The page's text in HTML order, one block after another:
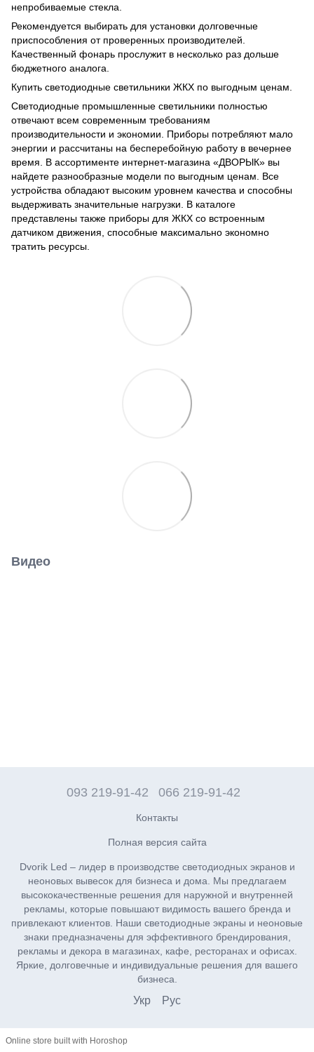
непробиваемые стекла.
Рекомендуется выбирать для установки долговечные
приспособления от проверенных производителей.
Качественный фонарь прослужит в несколько раз дольше
бюджетного аналога.
Купить светодиодные светильники ЖКХ по выгодным ценам.
Светодиодные промышленные светильники полностью
отвечают всем современным требованиям
производительности и экономии. Приборы потребляют мало
энергии и рассчитаны на бесперебойную работу в вечернее
время. В ассортименте интернет-магазина «ДВОРЫК» вы
найдете разнообразные модели по выгодным ценам. Все
устройства обладают высоким уровнем качества и способны
выдерживать значительные нагрузки. В каталоге
представлены также приборы для ЖКХ со встроенным
датчиком движения, способные максимально экономно
тратить ресурсы.
Видео
093 219-91-42 066 219-91-42
Контакты
Полная версия сайта
Dvorik Led – лидер в производстве светодиодных экранов и
неоновых вывесок для бизнеса и дома. Мы предлагаем
высококачественные решения для наружной и внутренней
рекламы, которые повышают видимость вашего бренда и
привлекают клиентов. Наши светодиодные экраны и неоновые
знаки предназначены для эффективного брендирования,
рекламы и декора в магазинах, кафе, ресторанах и офисах.
Яркие, долговечные и индивидуальные решения для вашего
бизнеса.
Укр Рус
Online store built with Horoshop